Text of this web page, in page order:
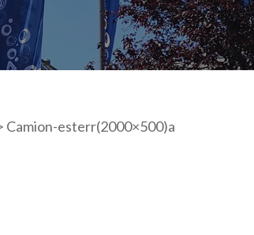
Camion-esterr(2000×500)a